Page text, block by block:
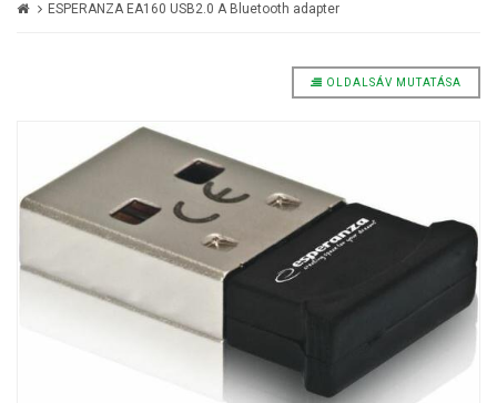
ESPERANZA EA160 USB2.0 A Bluetooth adapter
OLDALSÁV MUTATÁSA